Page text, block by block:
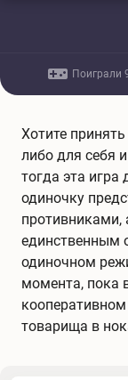
Поиграли
Хотите
либо для себя
тогда эта
одиночку
единственным
одиночном
момента, пока
товарища в